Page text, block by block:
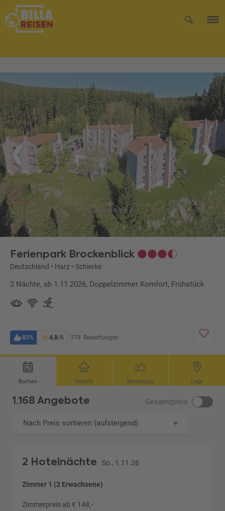
Ferienpark Brockenblick
Deutschland • Harz • Schierke
2 Nächte, ab 1.11.2026, Doppelzimmer Komfort, Frühstück
83% 4,8/6 378 Bewertungen
Buchen Details Bewertung Lage
1.168 Angebote Gesamtpreis
Nach Preis sortieren (aufsteigend)
2 Hotelnächte So., 1.11.26
Zimmer 1 (2 Erwachsene)
Zimmerpreis ab € 148,-